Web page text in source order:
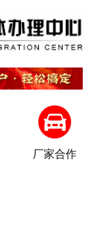
厂家合作